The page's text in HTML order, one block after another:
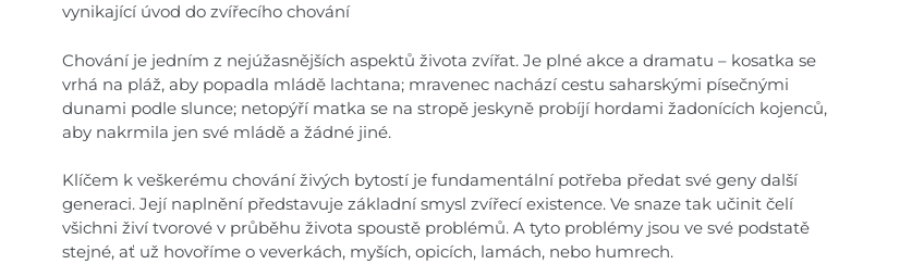
vynikající úvod do zvířecího chování
Chování je jedním z nejúžasnějších aspektů života zvířat. Je plné akce a dramatu – kosatka se
vrhá na pláž, aby popadla mládě lachtana; mravenec nachází cestu saharskými písečnými
dunami podle slunce; netopýří matka se na stropě jeskyně probíjí hordami žadonících kojenců,
aby nakrmila jen své mládě a žádné jiné.
Klíčem k veškerému chování živých bytostí je fundamentální potřeba předat své geny další
generaci. Její naplnění představuje základní smysl zvířecí existence. Ve snaze tak učinit čelí
všichni živí tvorové v průběhu života spoustě problémů. A tyto problémy jsou ve své podstatě
stejné, ať už hovoříme o veverkách, myších, opicích, lamách, nebo humrech.